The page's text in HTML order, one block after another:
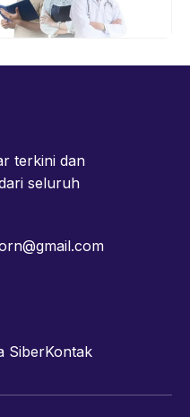
terkini dan
seluruh
SiberKontak